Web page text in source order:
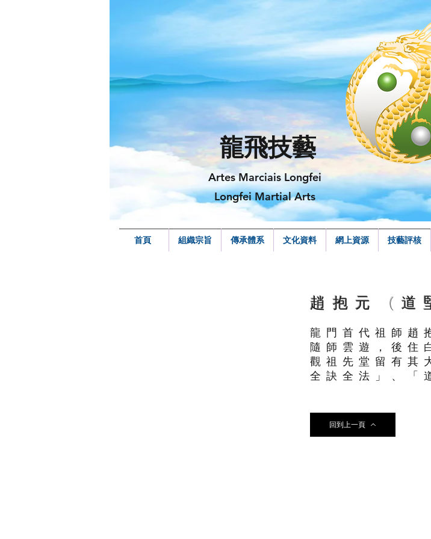
龍飛技藝
Longfei Martial Arts
Artes Marciais Longfei
首頁 組織宗旨 傳承體系 文化資料 網上資源 技藝評核
趙抱元 (道
龍門首代祖師趙
隨師雲遊，後住
觀祖先堂留有其
全訣全法」、「
回到上一頁